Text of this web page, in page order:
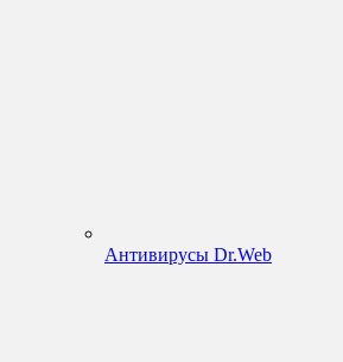
Антивирусы Dr.Web